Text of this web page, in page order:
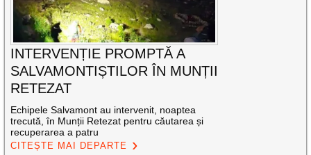
INTERVENȚIE PROMPTĂ A
SALVAMONTIȘTILOR ÎN MUNȚII
RETEZAT
Echipele Salvamont au intervenit, noaptea
trecută, în Munții Retezat pentru căutarea și
recuperarea a patru
CITEȘTE MAI DEPARTE